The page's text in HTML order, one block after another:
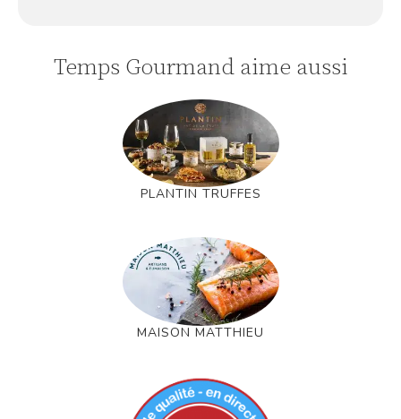
Temps Gourmand aime aussi
PLANTIN TRUFFES
MAISON MATTHIEU